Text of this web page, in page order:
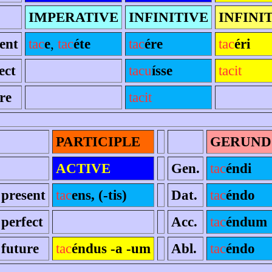
IMPERATIVE INFINITIVE
tace, tacéte tacére tacéri
tacuísse
tacit
tacit
PARTICIPLE
GERUND
ACTIVE
Gen. tacéndi
present
tacens, (-tis) Dat. tacéndo
perfect
Acc. tacéndum
future
tacéndus -a -um Abl. tacéndo